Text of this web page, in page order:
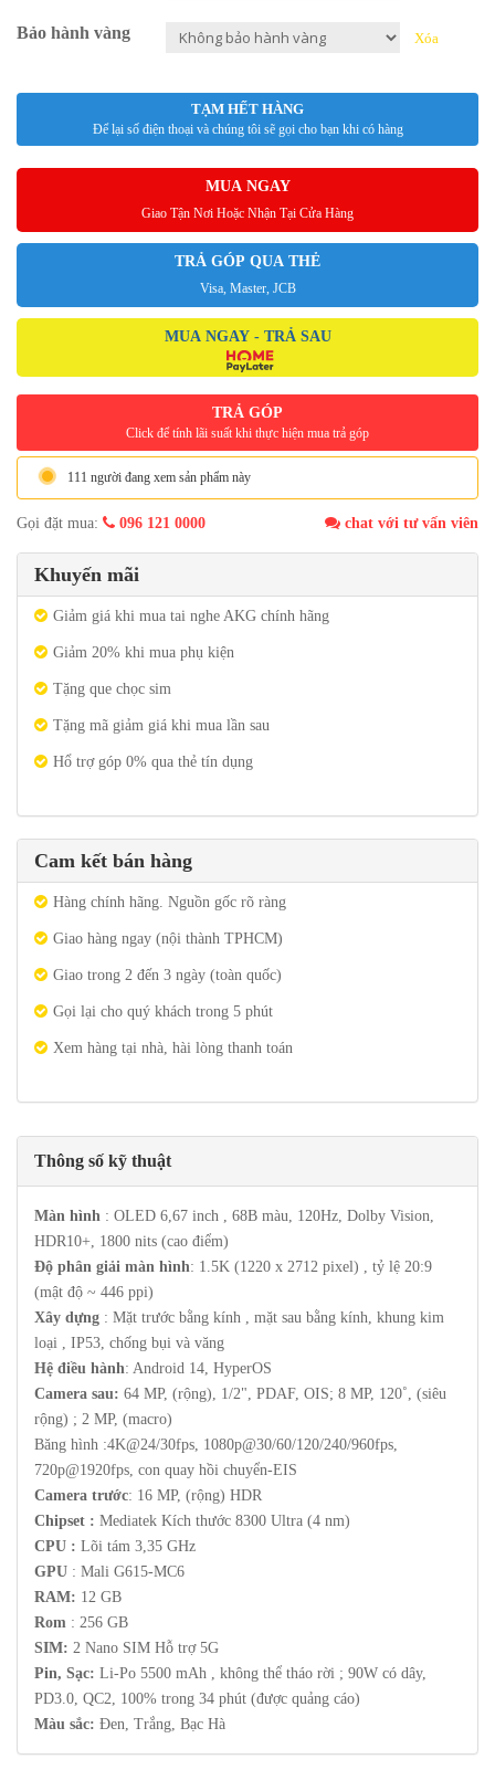
Bảo hành vàng Xóa
TẠM HẾT HÀNG
Để lại số điện thoại và chúng tôi sẽ gọi cho bạn khi có hàng
MUA NGAY
Giao Tận Nơi Hoặc Nhận Tại Cửa Hàng
TRẢ GÓP QUA THẺ
Visa, Master, JCB
MUA NGAY - TRẢ SAU
TRẢ GÓP
Click để tính lãi suất khi thực hiện mua trả góp
111 người đang xem sản phẩm này
Gọi đặt mua: 096 121 0000 chat với tư vấn viên
Khuyến mãi
Giảm giá khi mua tai nghe AKG chính hãng
Giảm 20% khi mua phụ kiện
Tặng que chọc sim
Tặng mã giảm giá khi mua lần sau
Hổ trợ góp 0% qua thẻ tín dụng
Cam kết bán hàng
Hàng chính hãng. Nguồn gốc rõ ràng
Giao hàng ngay (nội thành TPHCM)
Giao trong 2 đến 3 ngày (toàn quốc)
Gọi lại cho quý khách trong 5 phút
Xem hàng tại nhà, hài lòng thanh toán
Thông số kỹ thuật
Màn hình : OLED 6,67 inch , 68B màu, 120Hz, Dolby Vision,
HDR10+, 1800 nits (cao điểm)
Độ phân giải màn hình: 1.5K (1220 x 2712 pixel) , tỷ lệ 20:9
(mật độ ~ 446 ppi)
Xây dựng : Mặt trước bằng kính , mặt sau bằng kính, khung kim
loại , IP53, chống bụi và văng
Hệ điều hành: Android 14, HyperOS
Camera sau: 64 MP, (rộng), 1/2", PDAF, OIS; 8 MP, 120˚, (siêu
rộng) ; 2 MP, (macro)
Băng hình :4K@24/30fps, 1080p@30/60/120/240/960fps,
720p@1920fps, con quay hồi chuyển-EIS
Camera trước: 16 MP, (rộng) HDR
Chipset : Mediatek Kích thước 8300 Ultra (4 nm)
CPU : Lõi tám 3,35 GHz
GPU : Mali G615-MC6
RAM: 12 GB
Rom : 256 GB
SIM: 2 Nano SIM Hỗ trợ 5G
Pin, Sạc: Li-Po 5500 mAh , không thể tháo rời ; 90W có dây,
PD3.0, QC2, 100% trong 34 phút (được quảng cáo)
Màu sắc: Đen, Trắng, Bạc Hà